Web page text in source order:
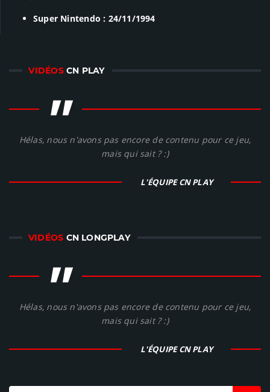
Super Nintendo : 24/11/1994
VIDÉOSCN PLAY
"
Hélas, nous n'avons pas encore de contenu pour ce jeu,
mais qui sait ? :)
L'ÉQUIPE CN PLAY
VIDÉOS CN LONGPLAY
"
Hélas, nous n'avons pas encore de contenu pour ce jeu,
mais qui sait ? :)
L'ÉQUIPE CN PLAY